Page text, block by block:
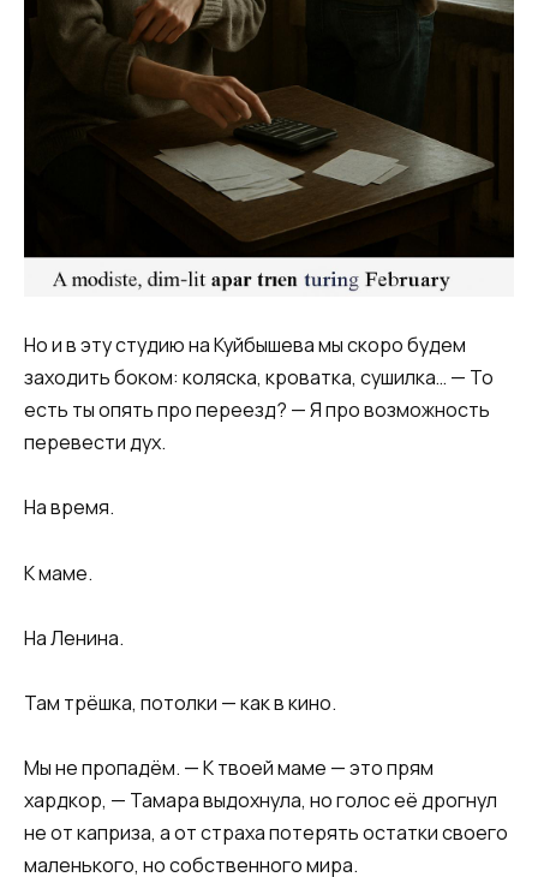
Но и в эту студию на Куйбышева мы скоро будем
заходить боком: коляска, кроватка, сушилка… — То
есть ты опять про переезд? — Я про возможность
перевести дух.
На время.
К маме.
На Ленина.
Там трёшка, потолки — как в кино.
Мы не пропадём. — К твоей маме — это прям
хардкор, — Тамара выдохнула, но голос её дрогнул
не от каприза, а от страха потерять остатки своего
маленького, но собственного мира.